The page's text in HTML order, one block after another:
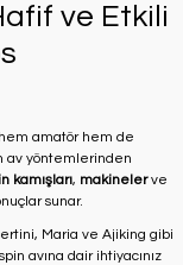
ve Etkili
hem amatör hem de
av yöntemlerinden
kamışları, makinelerve
sunar.
Maria ve Ajiking gibi
avına dair ihtiyacınız